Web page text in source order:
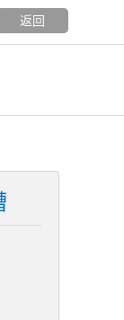
返回